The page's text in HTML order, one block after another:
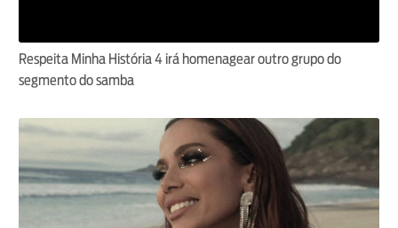
Respeita Minha História 4 irá homenagear outro grupo do
segmento do samba